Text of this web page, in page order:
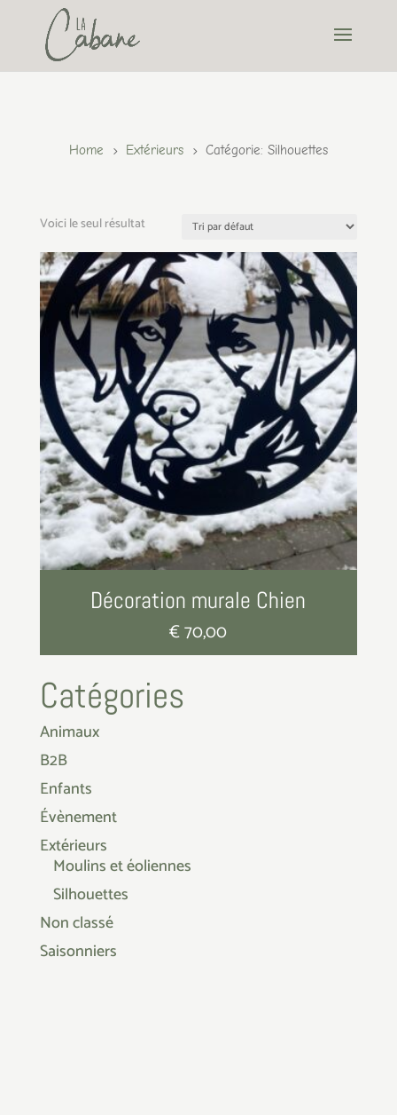
Home 5 Extérieurs 5 Catégorie: Silhouettes
Catégories
Animaux
B2B
Enfants
Évènement
Extérieurs
Moulins et éoliennes
Silhouettes
Non classé
Saisonniers
Voici le seul résultat
Décoration murale Chien
€70,00